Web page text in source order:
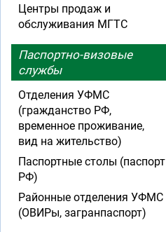
Центры продаж и
обслуживания МГТС
Паспортно-визовые
службы
Отделения УФМС
(гражданство РФ,
временное проживание,
вид на жительство)
Паспортные столы (паспорт
РФ)
Районные отделения УФМС
(ОВИРы, загранпаспорт)